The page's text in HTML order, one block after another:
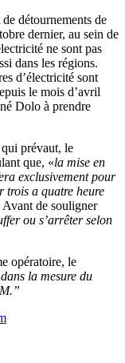
détournements de
dernier, au sein de
ne sont pas
dans les régions.
d’électricité sont
le mois d’avril
Dolo à prendre
prévaut, le
que, «la mise en
exclusivement pour
trois a quatre heure
Avant de souligner
ou s’arrêter selon
opératoire, le
la mesure du